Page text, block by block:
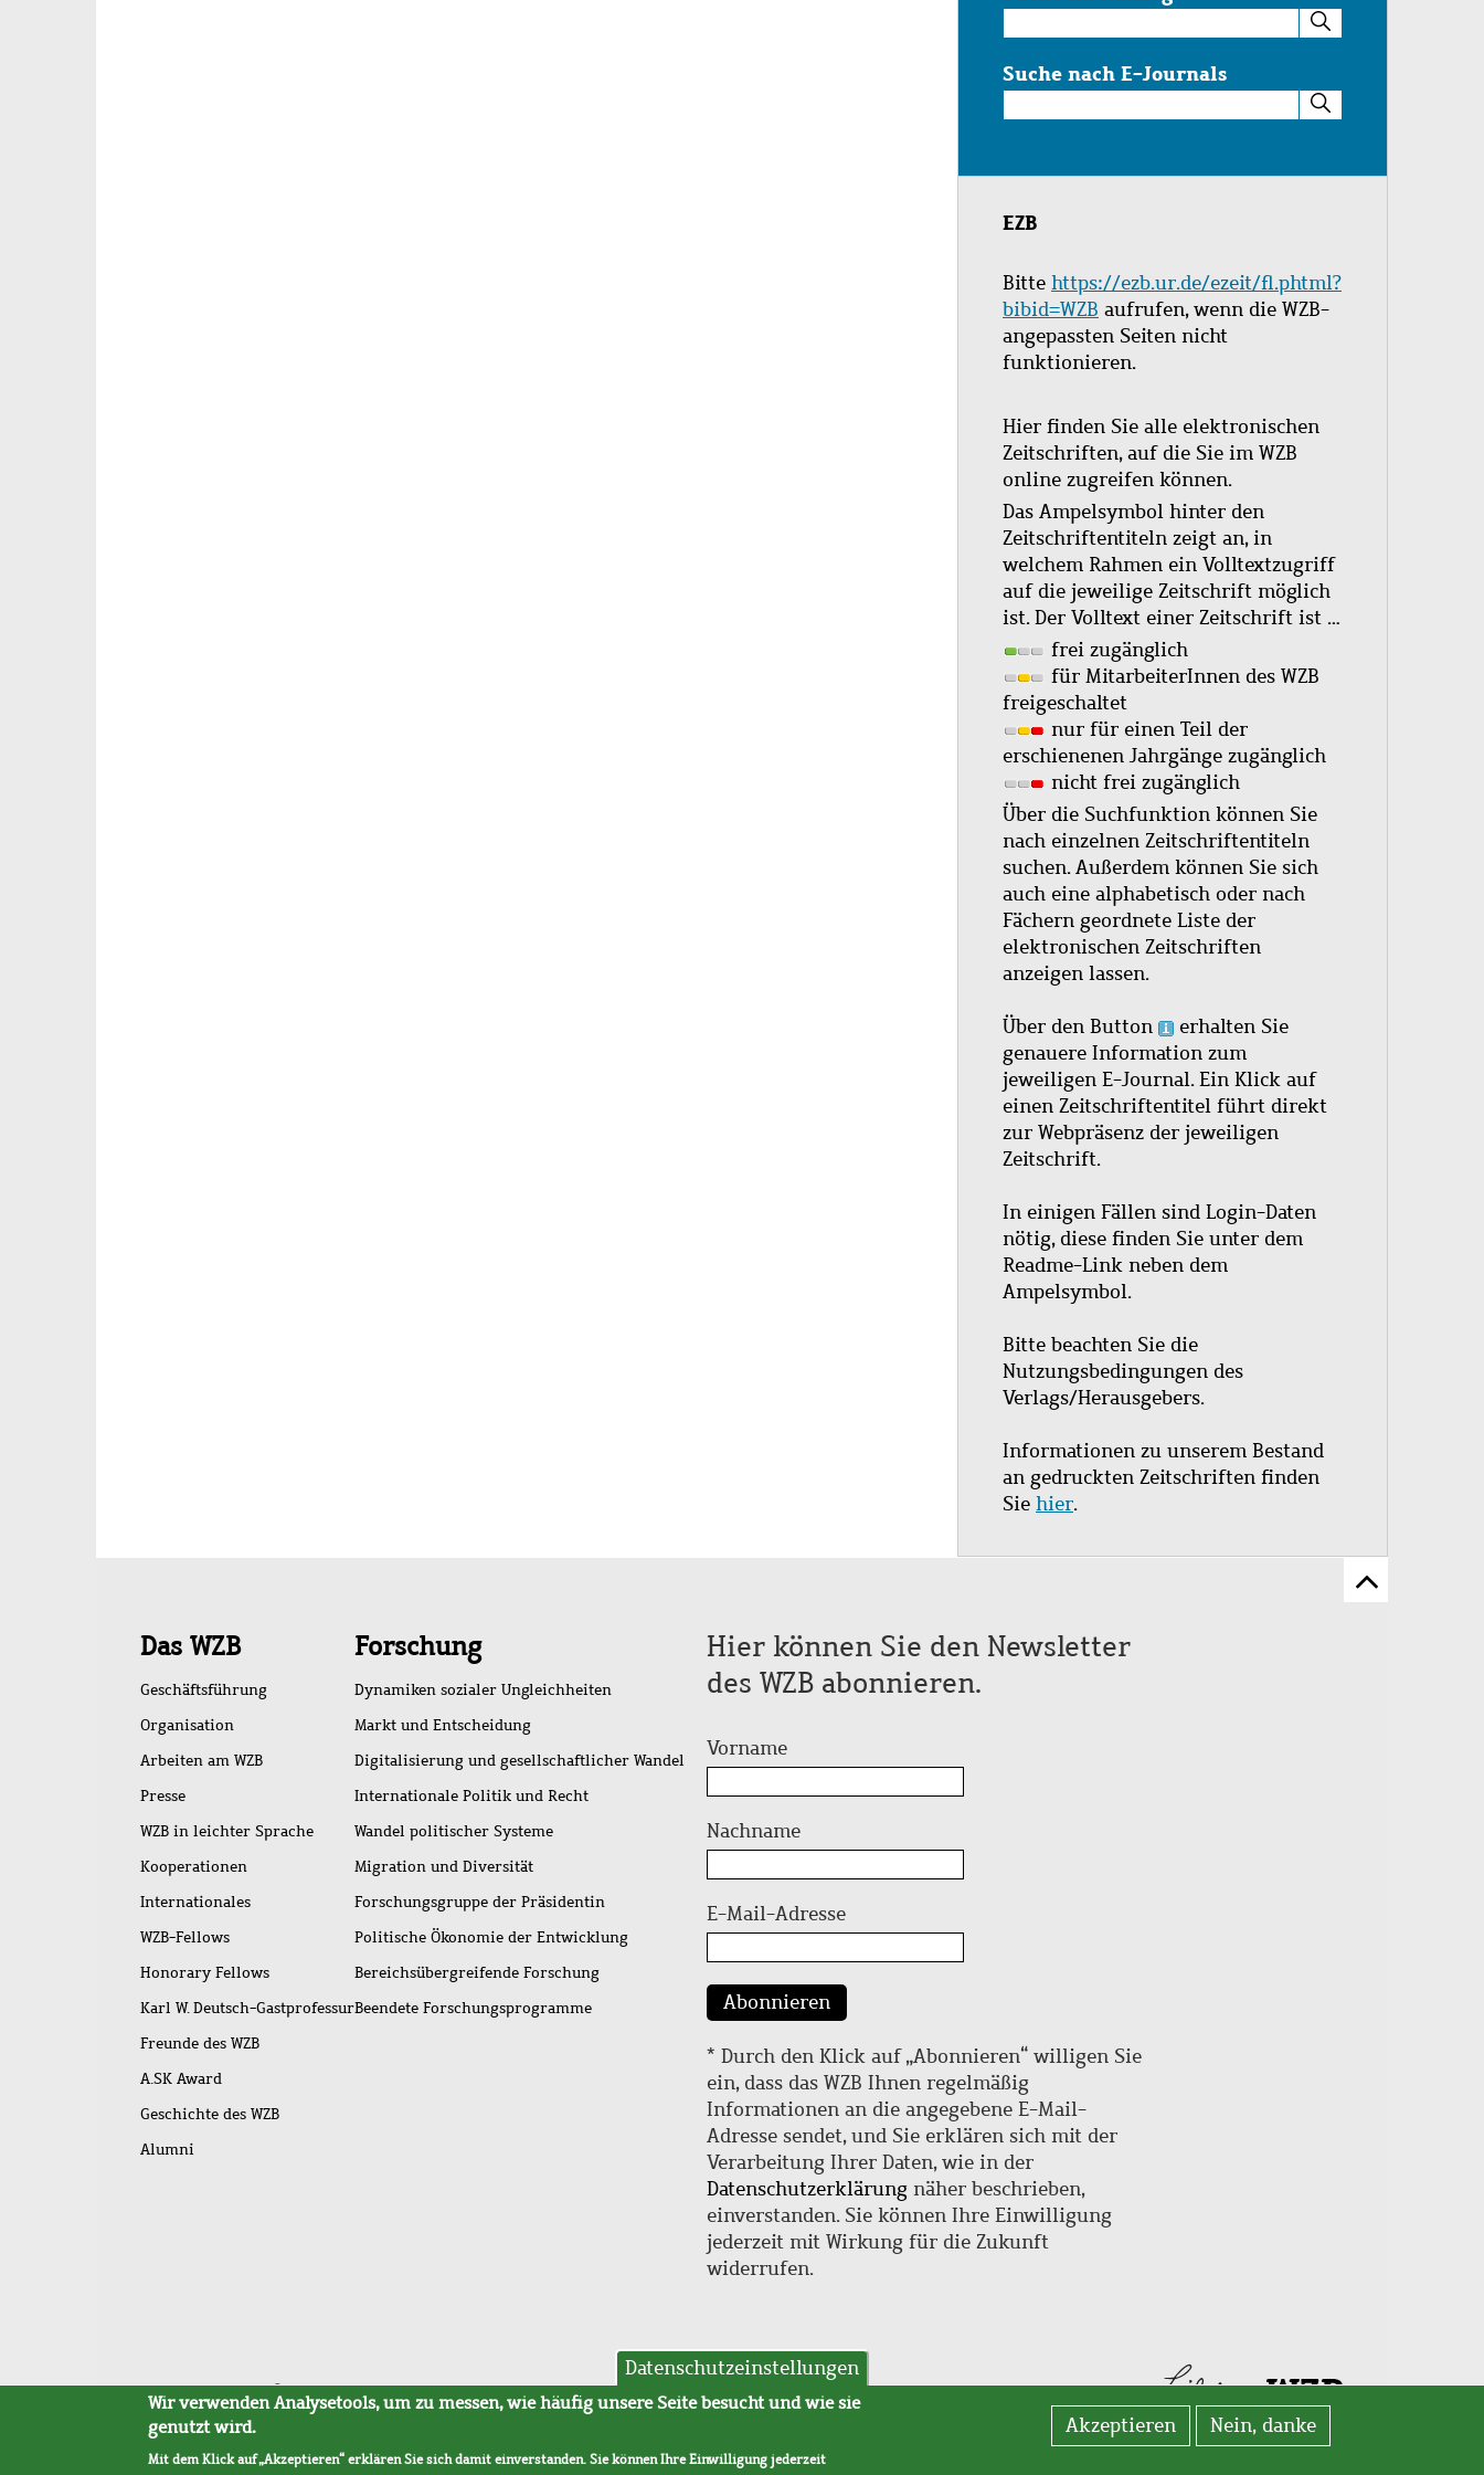
im
Katalog
Suche nach E-Journals
nach
Journals
EZB
Bitte https://ezb.ur.de/ezeit/fl.phtml?
bibid=WZB aufrufen, wenn die WZB-
angepassten Seiten nicht
funktionieren.
Hier finden Sie alle elektronischen
Zeitschriften, auf die Sie im WZB
online zugreifen können.
Das Ampelsymbol hinter den
Zeitschriftentiteln zeigt an, in
welchem Rahmen ein Volltextzugriff
auf die jeweilige Zeitschrift möglich
ist. Der Volltext einer Zeitschrift ist …
frei zugänglich
für MitarbeiterInnen des WZB
freigeschaltet
nur für einen Teil der
erschienenen Jahrgänge zugänglich
nicht frei zugänglich
Über die Suchfunktion können Sie
nach einzelnen Zeitschriftentiteln
suchen. Außerdem können Sie sich
auch eine alphabetisch oder nach
Fächern geordnete Liste der
elektronischen Zeitschriften
anzeigen lassen.
Über den Button
erhalten Sie
genauere Information zum
jeweiligen E-Journal. Ein Klick auf
einen Zeitschriftentitel führt direkt
zur Webpräsenz der jeweiligen
Zeitschrift.
In einigen Fällen sind Login-Daten
nötig, diese finden Sie unter dem
Readme-Link neben dem
Ampelsymbol.
Bitte beachten Sie die
Nutzungsbedingungen des
Verlags/Herausgebers.
Informationen zu unserem Bestand
an gedruckten Zeitschriften finden
Sie hier.
Zum
Schnellzugriff
Das WZB
Geschäftsführung
Organisation
Arbeiten am WZB
Presse
WZB in leichter Sprache
Kooperationen
Internationales
WZB-Fellows
Honorary Fellows
Karl W. Deutsch-Gastprofessur
Freunde des WZB
A.SK Award
Geschichte des WZB
Alumni
Forschung
Dynamiken sozialer Ungleichheiten
Markt und Entscheidung
Digitalisierung und gesellschaftlicher Wandel
Internationale Politik und Recht
Wandel politischer Systeme
Migration und Diversität
Forschungsgruppe der Präsidentin
Politische Ökonomie der Entwicklung
Bereichsübergreifende Forschung
Beendete Forschungsprogramme
Hier können Sie den Newsletter
des WZB abonnieren.
Vorname
Nachname
E-Mail-Adresse
Abonnieren
* Durch den Klick auf „Abonnieren“ willigen Sie
ein, dass das WZB Ihnen regelmäßig
Informationen an die angegebene E-Mail-
Adresse sendet, und Sie erklären sich mit der
Verarbeitung Ihrer Daten, wie in der
Datenschutzerklärung näher beschrieben,
einverstanden. Sie können Ihre Einwilligung
jederzeit mit Wirkung für die Zukunft
widerrufen.
Fußleistenmenü
SitemapBarrierefreiheitImpressumDatenschutzAVB
Datenschutzeinstellungen
Wir verwenden Analysetools, um zu messen, wie häufig unsere Seite besucht und wie sie
genutzt wird.
Mit dem Klick auf „Akzeptieren“ erklären Sie sich damit einverstanden. Sie können Ihre Einwilligung jederzeit
Akzeptieren Nein, danke